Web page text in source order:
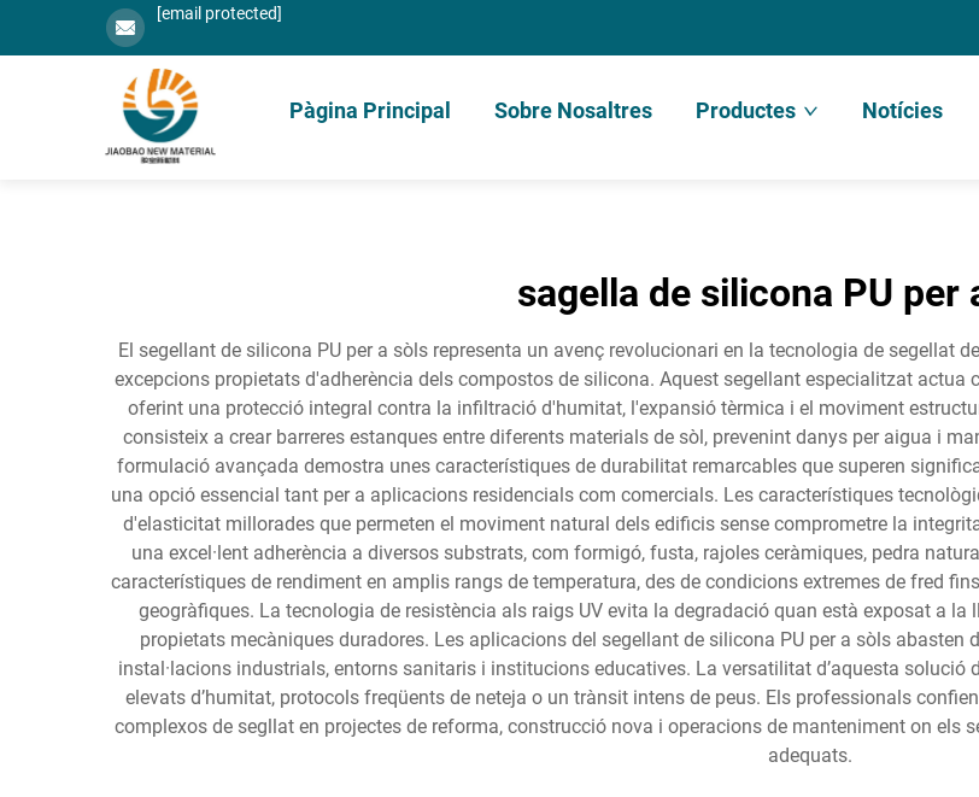
[email protected]
Pàgina Principal Sobre Nosaltres Productes Notícies
sagella de silicona PU per
El segellant de silicona PU per a sòls representa un avenç revolucionari en la tecnologia de segellat
excepcions propietats d'adherència dels compostos de silicona. Aquest segellant especialitzat actua
oferint una protecció integral contra la infiltració d'humitat, l'expansió tèrmica i el moviment
consisteix a crear barreres estanques entre diferents materials de sòl, prevenint danys per aigua i
formulació avançada demostra unes característiques de durabilitat remarcables que superen
una opció essencial tant per a aplicacions residencials com comercials. Les característiques
d'elasticitat millorades que permeten el moviment natural dels edificis sense comprometre la
una excel·lent adherència a diversos substrats, com formigó, fusta, rajoles ceràmiques, pedra
característiques de rendiment en amplis rangs de temperatura, des de condicions extremes de fred
geogràfiques. La tecnologia de resistència als raigs UV evita la degradació quan està exposat a
propietats mecàniques duradores. Les aplicacions del segellant de silicona PU per a sòls
instal·lacions industrials, entorns sanitaris i institucions educatives. La versatilitat d’aquesta
elevats d’humitat, protocols freqüents de neteja o un trànsit intens de peus. Els professionals
complexos de segllat en projectes de reforma, construcció nova i operacions de manteniment on
adequats.